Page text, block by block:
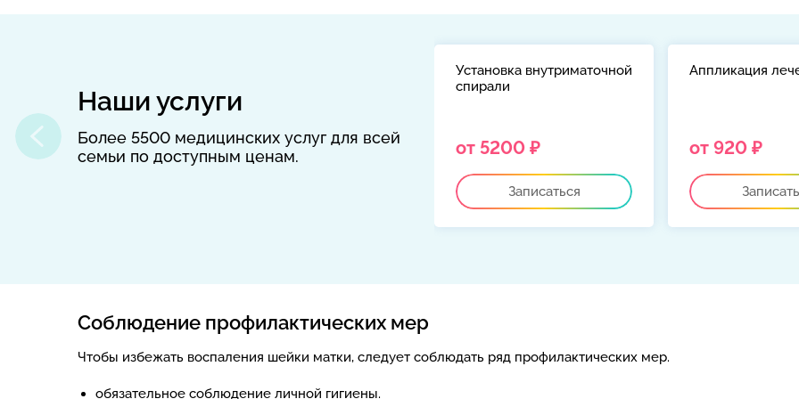
Наши услуги
Более 5500 медицинских услуг для всей
семьи по доступным ценам.
Установка внутриматочной
спирали
от 5200 ₽
Записаться
Аппликация
от 920 ₽
Соблюдение профилактических мер
Чтобы избежать воспаления шейки матки, следует соблюдать ряд профилактических мер.
обязательное соблюдение личной гигиены.